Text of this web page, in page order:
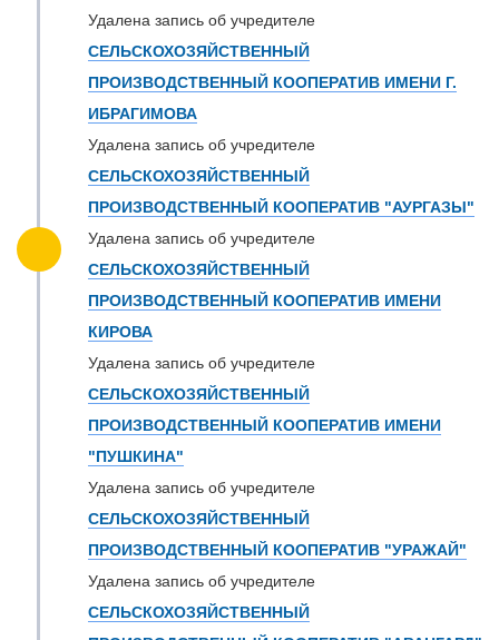
Удалена запись об учредителе
СЕЛЬСКОХОЗЯЙСТВЕННЫЙ
ПРОИЗВОДСТВЕННЫЙ КООПЕРАТИВ ИМЕНИ Г.
ИБРАГИМОВА
Удалена запись об учредителе
СЕЛЬСКОХОЗЯЙСТВЕННЫЙ
ПРОИЗВОДСТВЕННЫЙ КООПЕРАТИВ "АУРГАЗЫ"
Удалена запись об учредителе
СЕЛЬСКОХОЗЯЙСТВЕННЫЙ
ПРОИЗВОДСТВЕННЫЙ КООПЕРАТИВ ИМЕНИ
КИРОВА
Удалена запись об учредителе
СЕЛЬСКОХОЗЯЙСТВЕННЫЙ
ПРОИЗВОДСТВЕННЫЙ КООПЕРАТИВ ИМЕНИ
"ПУШКИНА"
Удалена запись об учредителе
СЕЛЬСКОХОЗЯЙСТВЕННЫЙ
ПРОИЗВОДСТВЕННЫЙ КООПЕРАТИВ "УРАЖАЙ"
Удалена запись об учредителе
СЕЛЬСКОХОЗЯЙСТВЕННЫЙ